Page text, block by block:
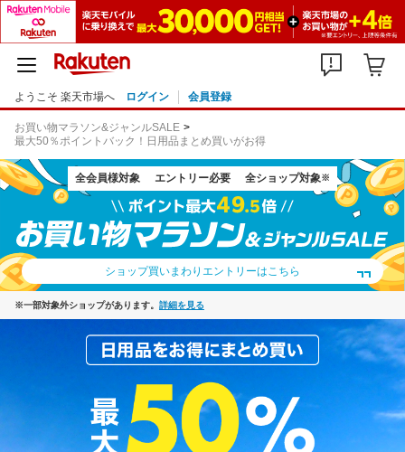
ようこそ 楽天市場へ ログイン 会員登録
お買い物マラソン&ジャンルSALE
最大50％ポイントバック！日用品まとめ買いがお得
全会員様対象 エントリー必要 全ショップ対象※
ショップ買いまわりエントリーはこちら
※一部対象外ショップがあります。 詳細を見る